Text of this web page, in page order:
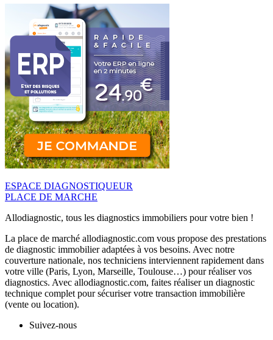
ESPACE DIAGNOSTIQUEUR
PLACE DE MARCHE
Allodiagnostic, tous les diagnostics immobiliers pour votre bien !
La place de marché allodiagnostic.com vous propose des prestations
de diagnostic immobilier adaptées à vos besoins. Avec notre
couverture nationale, nos techniciens interviennent rapidement dans
votre ville (Paris, Lyon, Marseille, Toulouse…) pour réaliser vos
diagnostics. Avec allodiagnostic.com, faites réaliser un diagnostic
technique complet pour sécuriser votre transaction immobilière
(vente ou location).
Suivez-nous